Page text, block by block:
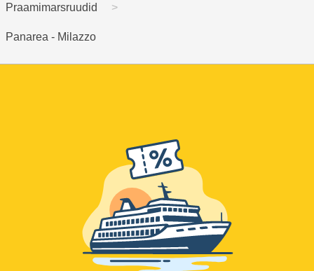
Praamimarsruudid
Panarea - Milazzo